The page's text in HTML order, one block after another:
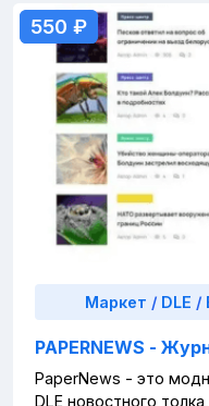
550 ₽
550 ₽
Маркет / DLE /
PAPERNEWS -
PaperNews - это
DLE новостного